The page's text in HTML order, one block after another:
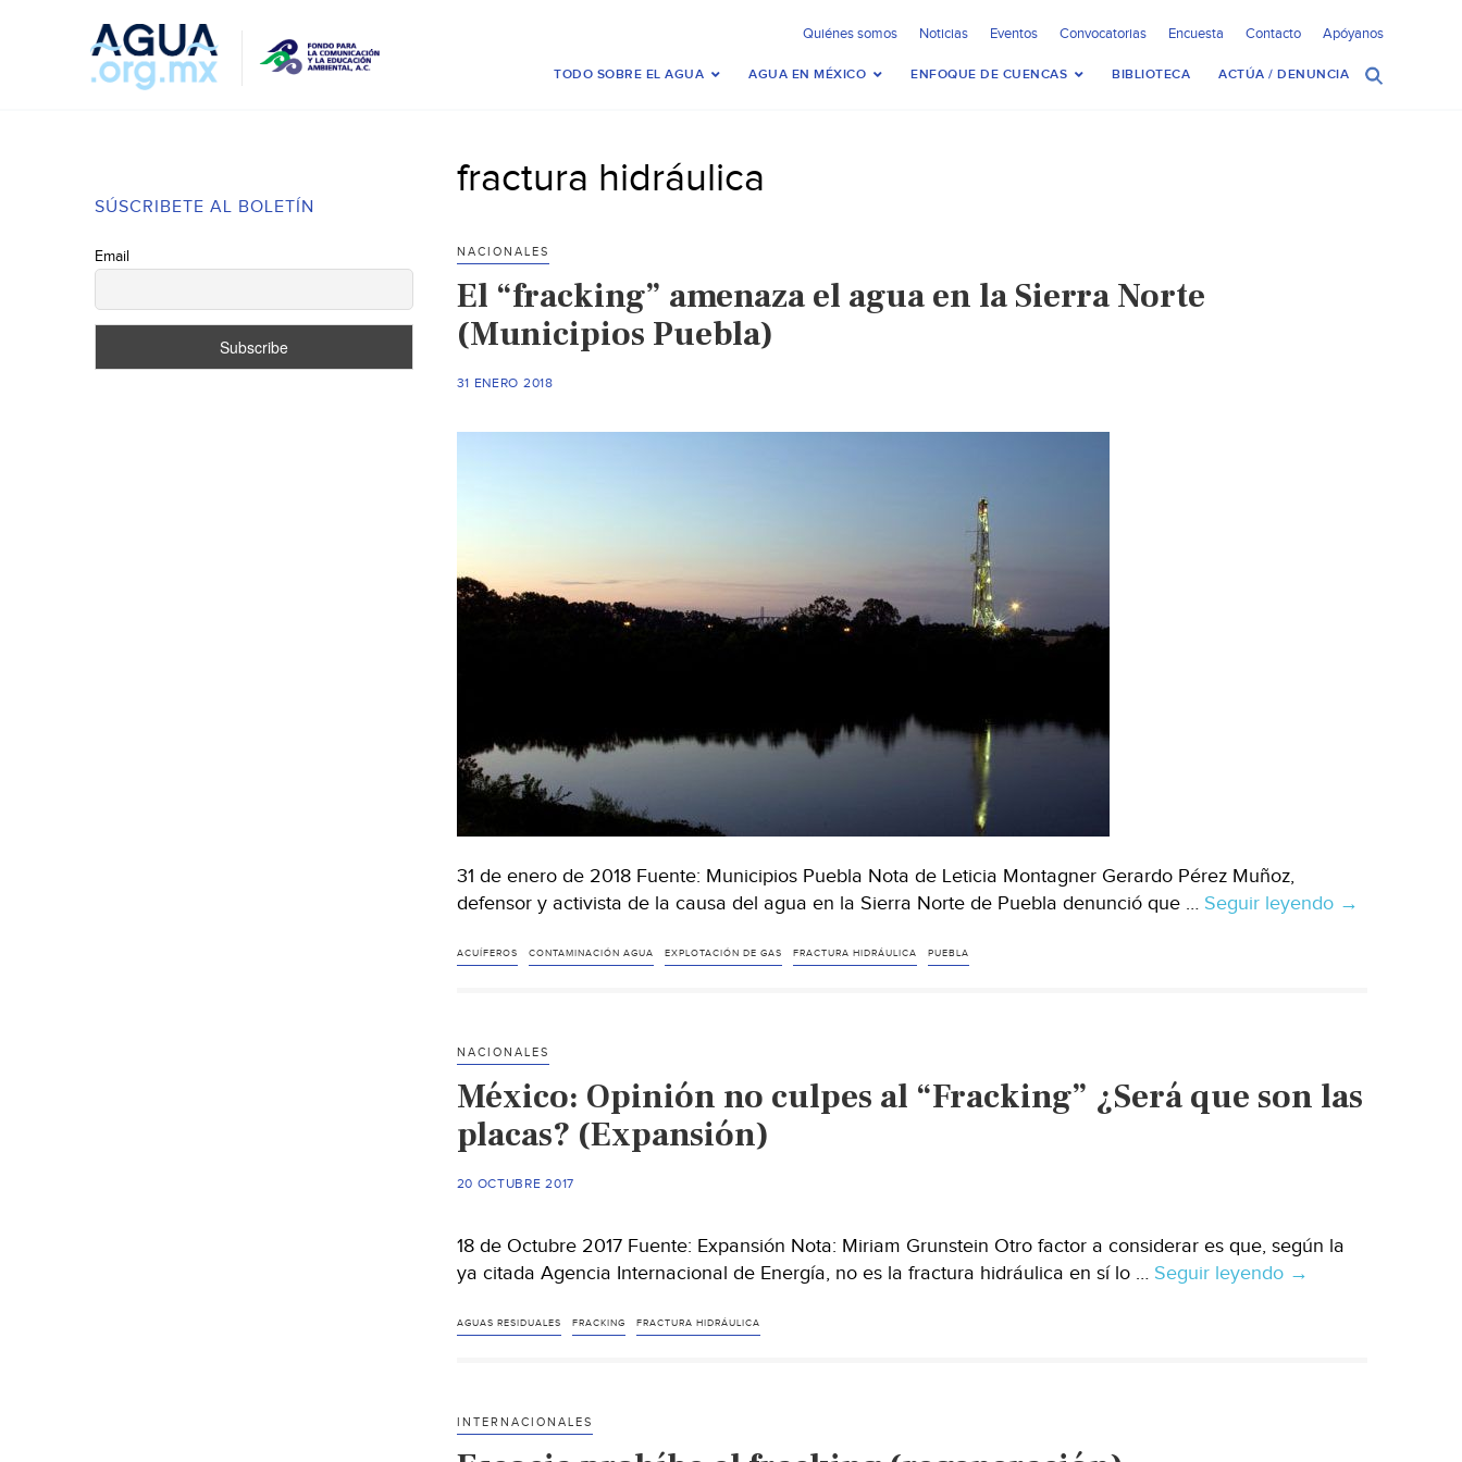
Quiénes somos Noticias Eventos Convocatorias Encuesta Contacto Apóyanos
TODO SOBRE EL AGUA AGUA EN MÉXICO ENFOQUE DE CUENCAS BIBLIOTECA ACTÚA / DENUNCIA
SÚSCRIBETE AL BOLETÍN
Email
fractura hidráulica
NACIONALES
El “fracking” amenaza el agua en la Sierra Norte
(Municipios Puebla)
31 ENERO 2018
31 de enero de 2018 Fuente: Municipios Puebla Nota de Leticia Montagner Gerardo Pérez Muñoz,
defensor y activista de la causa del agua en la Sierra Norte de Puebla denunció que … Seguir leyendo El
Sierra
→
ACUÍFEROS CONTAMINACIÓN AGUA EXPLOTACIÓN DE GAS FRACTURA HIDRÁULICA PUEBLA
NACIONALES
México: Opinión no culpes al “Fracking” ¿Será que son las
placas? (Expansión)
20 OCTUBRE 2017
18 de Octubre 2017 Fuente: Expansión Nota: Miriam Grunstein Otro factor a considerar es que, según la
ya citada Agencia Internacional de Energía, no es la fractura hidráulica en sí lo … Seguir leyendo México:
→
AGUAS RESIDUALES FRACKING FRACTURA HIDRÁULICA
INTERNACIONALES